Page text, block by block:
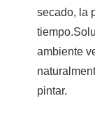
secado, la
ambiente
pintar.